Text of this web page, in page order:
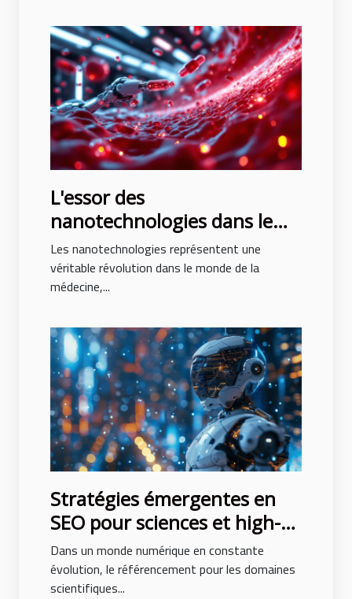
L'essor des
nanotechnologies dans le
domaine médical
innovations thérapeutiques
et perspectives d'avenir
Les nanotechnologies représentent une
véritable révolution dans le monde de la
médecine,...
Stratégies émergentes en
SEO pour sciences et high-
tech Comment se
positionner en 2023
Dans un monde numérique en constante
évolution, le référencement pour les domaines
scientifiques...